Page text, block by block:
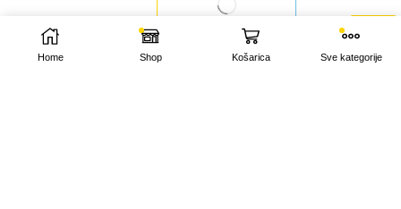
Home Shop Košarica Sve kategorije
POŠLJI